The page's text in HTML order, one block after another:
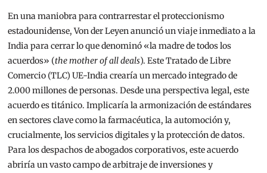
En una maniobra para contrarrestar el proteccionismo
estadounidense, Von der Leyen anunció un viaje inmediato a la
India para cerrar lo que denominó «la madre de todos los
acuerdos» (the mother of all deals). Este Tratado de Libre
Comercio (TLC) UE-India crearía un mercado integrado de
2.000 millones de personas. Desde una perspectiva legal, este
acuerdo es titánico. Implicaría la armonización de estándares
en sectores clave como la farmacéutica, la automoción y,
crucialmente, los servicios digitales y la protección de datos.
Para los despachos de abogados corporativos, este acuerdo
abriría un vasto campo de arbitraje de inversiones y